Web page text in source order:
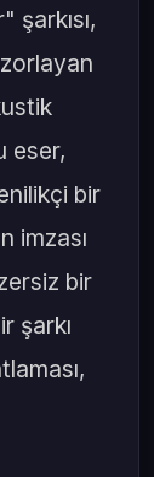
şarkısı,
zorlayan
eser,
bir
imzası
bir
şarkı